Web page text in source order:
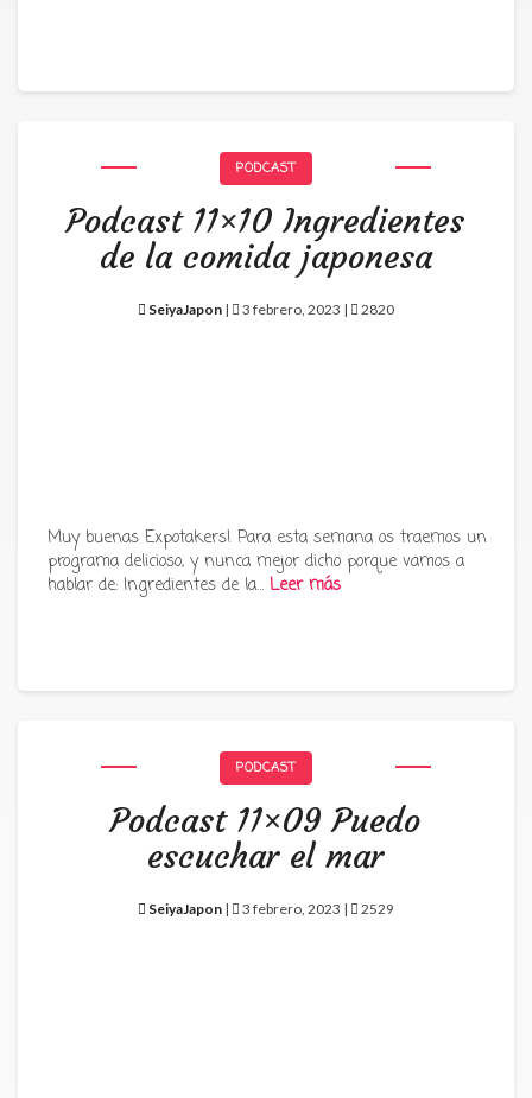
PODCAST
Podcast 11×10 Ingredientes
de la comida japonesa
SeiyaJapon | 3 febrero, 2023 | 2820
Muy buenas Expotakers! Para esta semana os traemos un
programa delicioso, y nunca mejor dicho porque vamos a
hablar de: Ingredientes de la… Leer más
PODCAST
Podcast 11×09 Puedo
escuchar el mar
SeiyaJapon | 3 febrero, 2023 | 2529